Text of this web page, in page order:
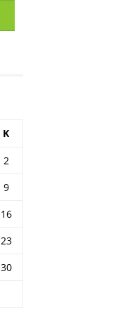
Κ
2
9
16
23
30